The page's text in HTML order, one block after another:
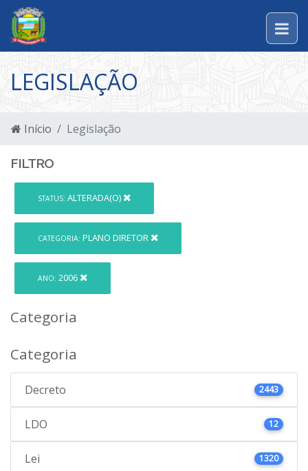
LEGISLAÇÃO
Início Legislação
FILTRO
STATUS: ALTERADA(O)
CATEGORIA: PLANO DIRETOR
ANO: 2006
Categoria
Categoria
Decreto 2443
LDO 12
Lei 1320